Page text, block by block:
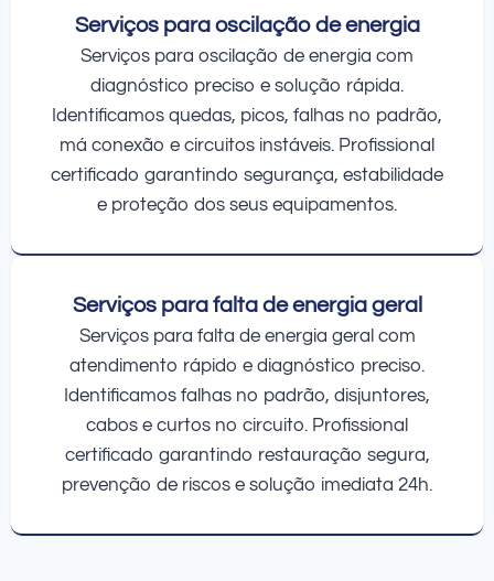
Serviços para oscilação de energia
Serviços para oscilação de energia com
diagnóstico preciso e solução rápida.
Identificamos quedas, picos, falhas no padrão,
má conexão e circuitos instáveis. Profissional
certificado garantindo segurança, estabilidade
e proteção dos seus equipamentos.
Serviços para falta de energia geral
Serviços para falta de energia geral com
atendimento rápido e diagnóstico preciso.
Identificamos falhas no padrão, disjuntores,
cabos e curtos no circuito. Profissional
certificado garantindo restauração segura,
prevenção de riscos e solução imediata 24h.